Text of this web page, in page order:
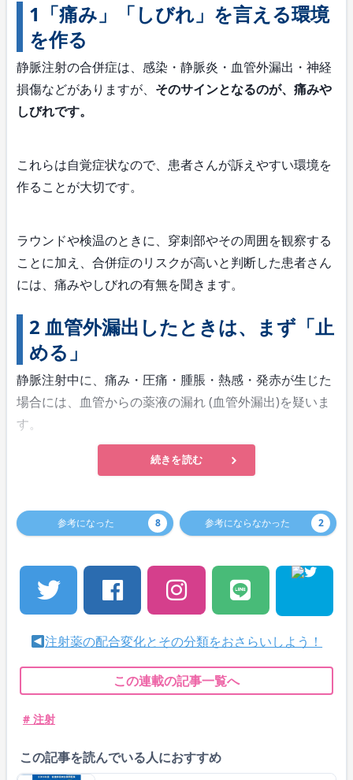
1「痛み」「しびれ」を言える環境
を作る
静脈注射の合併症は、感染・静脈炎・血管外漏出・神経
損傷などがありますが、 そのサインとなるのが、痛みや
しびれです。
これらは自覚症状なので、患者さんが訴えやすい環境を
作ることが大切です。
ラウンドや検温のときに、穿刺部やその周囲を観察する
ことに加え、合併症のリスクが高いと判断した患者さん
には、痛みやしびれの有無を聞きます。
2 血管外漏出したときは、まず「止
める」
静脈注射中に、痛み・圧痛・腫脹・熱感・発赤が生じた
場合には、血管からの薬液の漏れ (血管外漏出)を疑いま
す。
続きを読む
参考になった 8 参考にならなかった 2
注射薬の配合変化とその分類をおさらいしよう！
この連載の記事一覧へ
# 注射
この記事を読んでいる人におすすめ